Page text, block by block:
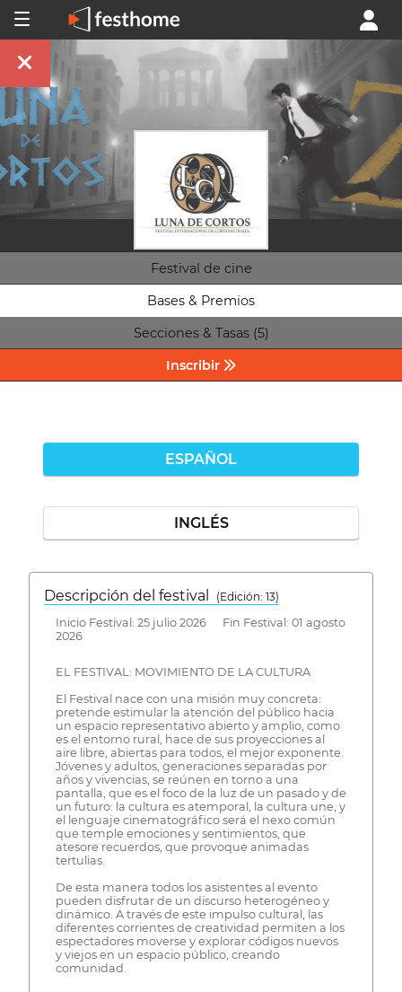
Festival de cine
Bases & Premios
Secciones & Tasas (5)
Inscribir
ESPAÑOL
INGLÉS
Descripción del festival
( Edición: 13)
Inicio Festival: 25 julio 2026 Fin Festival: 01 agosto
2026
EL FESTIVAL: MOVIMIENTO DE LA CULTURA
El Festival nace con una misión muy concreta:
pretende estimular la atención del público hacia
un espacio representativo abierto y amplio, como
es el entorno rural, hace de sus proyecciones al
aire libre, abiertas para todos, el mejor exponente.
Jóvenes y adultos, generaciones separadas por
años y vivencias, se reúnen en torno a una
pantalla, que es el foco de la luz de un pasado y de
un futuro: la cultura es atemporal, la cultura une, y
el lenguaje cinematográfico será el nexo común
que temple emociones y sentimientos, que
atesore recuerdos, que provoque animadas
tertulias.
De esta manera todos los asistentes al evento
pueden disfrutar de un discurso heterogéneo y
dinámico. A través de este impulso cultural, las
diferentes corrientes de creatividad permiten a los
espectadores moverse y explorar códigos nuevos
y viejos en un espacio público, creando
comunidad.